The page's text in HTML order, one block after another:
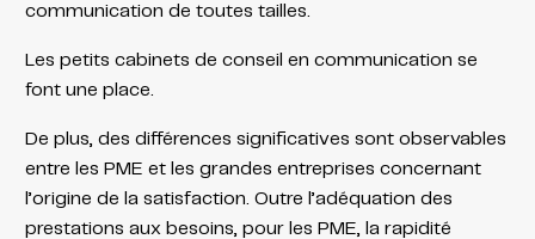
communication de toutes tailles.
Les petits cabinets de conseil en communication se
font une place.
De plus, des différences significatives sont observables
entre les PME et les grandes entreprises concernant
l’origine de la satisfaction. Outre l’adéquation des
prestations aux besoins, pour les PME, la rapidité